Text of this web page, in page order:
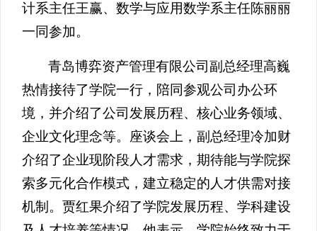
计系主任王赢、数学与应用数学系主任陈丽丽
一同参加。
青岛博弈资产管理有限公司副总经理高巍
热情接待了学院一行，陪同参观公司办公环
境，并介绍了公司发展历程、核心业务领域、
企业文化理念等。座谈会上，副总经理冷加财
介绍了企业现阶段人才需求，期待能与学院探
索多元化合作模式，建立稳定的人才供需对接
机制。贾红果介绍了学院发展历程、学科建设